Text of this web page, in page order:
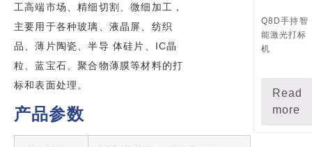
工高端市场、精细切割、微细加工，
主要用于各种玻璃、液晶屏、纺织
品、薄片陶瓷、半导 体硅片、IC晶
粒、蓝宝石、聚合物薄膜等材料的打
标和表面处理。
产品参数
Q8D手持智
能激光打标
机
Read
more